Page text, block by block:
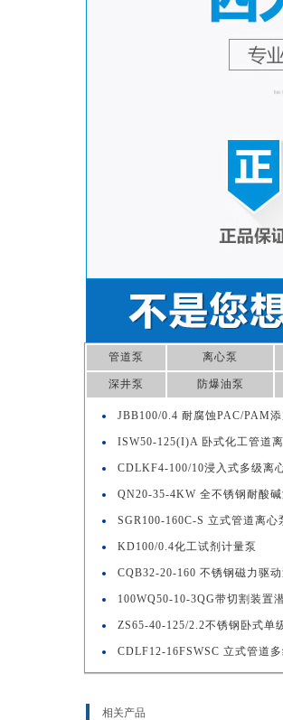
管道泵 离心泵
深井泵 防爆油泵
JBB100/0.4 耐腐蚀PAC/PAM
ISW50-125(I)A 卧式化工管道
CDLKF4-100/10浸入式多级离
QN20-35-4KW 全不锈钢耐酸
SGR100-160C-S 立式管道离心
KD100/0.4化工试剂计量泵
CQB32-20-160 不锈钢磁力驱
100WQ50-10-3QG带切割装置
ZS65-40-125/2.2不锈钢卧式单
CDLF12-16FSWSC 立式管道
相关产品